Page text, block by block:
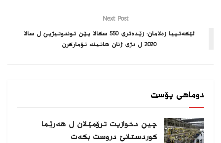
Next Post
ئێکەتییا زەلامان: زێده‌تری 550 سكالا یێن توندوتیژیێ ل سالا
2020 ل دژی ژنان هاتینه‌ تۆماركرن
دوماهی پۆست
چین دخوازیت ترۆمێلان ل هەرێما
كوردستانێ دروست بكەت